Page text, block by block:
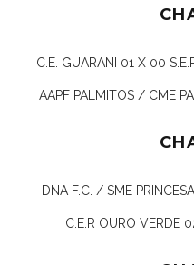
C.E. GUARANI 01 X 00
AAPF PALMITOS / CME
DNA F.C. / SME
C.E.R OURO VERDE